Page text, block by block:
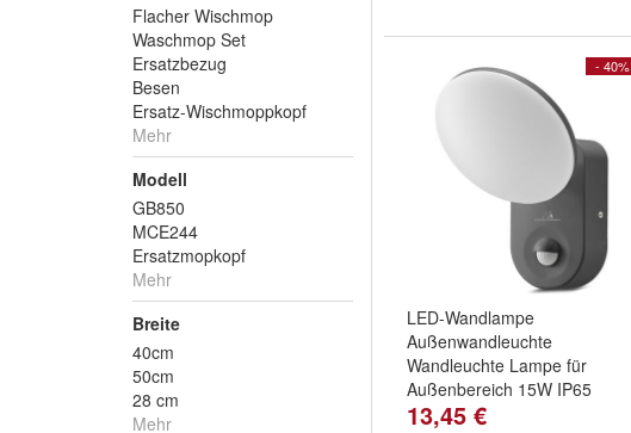
Flacher Wischmop
Waschmop Set
Ersatzbezug
Besen
Ersatz-Wischmoppkopf
Mehr
Modell
GB850
MCE244
Ersatzmopkopf
Mehr
Breite
40cm
50cm
28 cm
Mehr
- 40%
LED-Wandlampe
Außenwandleuchte
Wandleuchte Lampe für
Außenbereich 15W IP65
4000K
13,45 €